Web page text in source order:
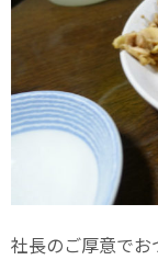
社長のご厚意で